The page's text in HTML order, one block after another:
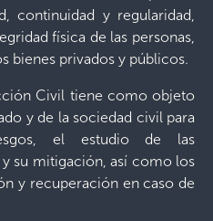
continuidad y regularidad,
física de las personas,
bienes privados y públicos.
Civil tiene como objeto
y de la sociedad civil para
el estudio de las
su mitigación, así como los
y recuperación en caso de